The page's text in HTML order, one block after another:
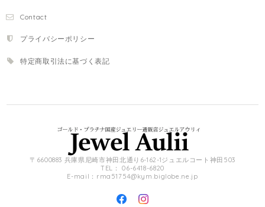
Contact
プライバシーポリシー
特定商取引法に基づく表記
〒6600883 兵庫県尼崎市神田北通り6-162-1ジュエルコート神田503
TEL： 06-6418-6820
E-mail： rma51754@kym.biglobe.ne.jp